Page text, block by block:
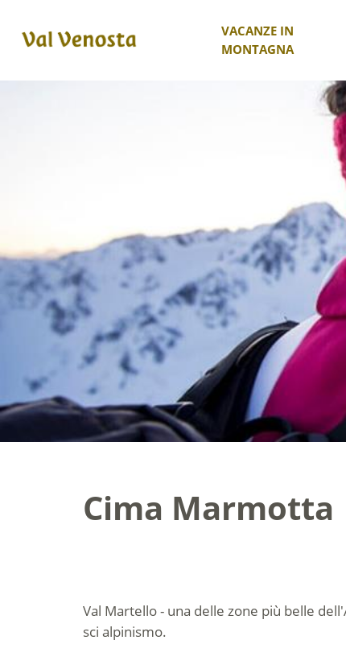
VACANZE IN
MONTAGNA
Cima Marmotta
Val Martello - una delle zone più belle
sci alpinismo.